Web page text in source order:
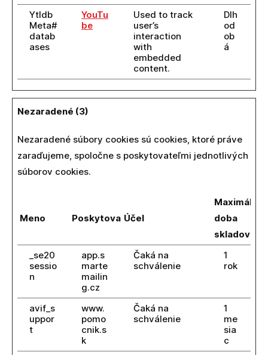
YtIdb
Meta#
datab
ases
YouTu
be
Used to track
user’s
interaction
with
embedded
content.
Dlh
od
ob
á
Nezaradené (3)
Nezaradené súbory cookies sú cookies, ktoré práve
zaraďujeme, spoločne s poskytovateľmi jednotlivých
súborov cookies.
Meno PoskytovateľÚčel
Maximálna
doba
skladovania
_se20
sessio
n
app.s
marte
mailin
g.cz
Čaká na
schválenie
1
rok
avif_s
uppor
t
www.
pomo
cnik.s
k
Čaká na
schválenie
1
me
sia
c